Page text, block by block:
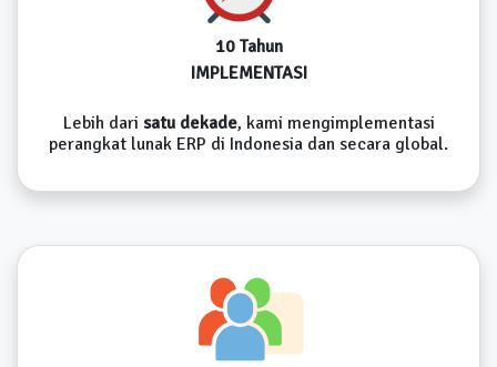
10 Tahun
IMPLEMENTASI
Lebih dari satu dekade, kami mengimplementasi
perangkat lunak ERP di Indonesia dan secara global.